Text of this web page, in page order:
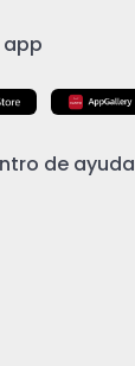
de ayuda